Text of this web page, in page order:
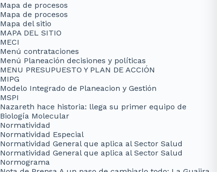
Mapa de procesos
Mapa de procesos
Mapa del sitio
MAPA DEL SITIO
MECI
Menú contrataciones
Menú Planeación decisiones y políticas
MENU PRESUPUESTO Y PLAN DE ACCIÓN
MIPG
Modelo Integrado de Planeacion y Gestión
MSPI
Nazareth hace historia: llega su primer equipo de
Biología Molecular
Normatividad
Normatividad Especial
Normatividad General que aplica al Sector Salud
Normatividad General que aplica al Sector Salud
Normograma